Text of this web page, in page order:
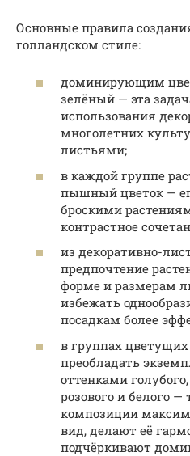
Основные правила
голландском стиле:
доминирующим
зелёный — эта
использования
многолетних
листьями;
в каждой группе
пышный цветок —
броскими
контрастное
из декоративно-
предпочтение
форме и размерам
избежать
посадкам более
в группах
преобладать
оттенками
розового и белого
композиции
вид, делают её
подчёркивают